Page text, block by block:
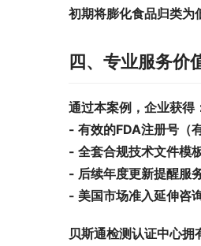
初期将膨化食品归类为
四、专业服务价
通过本案例，企业获得
- 有效的FDA注册号（
- 全套合规技术文件模
- 后续年度更新提醒服
- 美国市场准入延伸咨
贝斯通检测认证中心拥